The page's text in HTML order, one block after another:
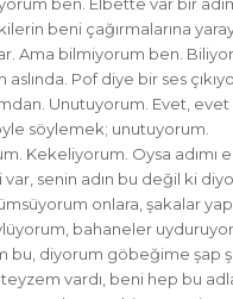
beni çağırmalarına
Ama bilmiyorum ben.
Pof diye bir ses
Unutuyorum. Evet, evet
söylemek; unutuyorum.
Kekeliyorum. Oysa adımı
senin adın bu değil ki
onlara, şakalar
bahaneler
bu, diyorum göbeğime şap
vardı, beni hep bu